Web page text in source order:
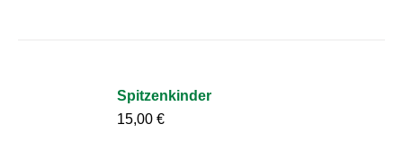
Spitzenkinder
15,00€